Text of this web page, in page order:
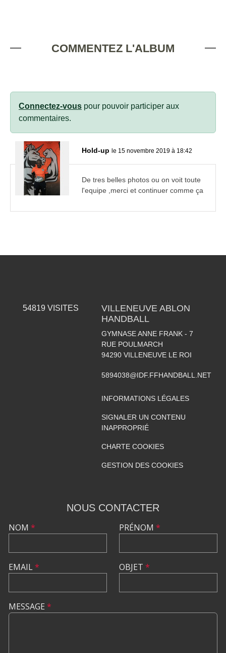
COMMENTEZ L'ALBUM
Connectez-vous pour pouvoir participer aux
commentaires.
Hold-up le 15 novembre 2019 à 18:42
De tres belles photos ou on voit toute
l'equipe ,merci et continuer comme ça
54819 VISITES
VILLENEUVE ABLON
HANDBALL
GYMNASE ANNE FRANK - 7
RUE POULMARCH
94290 VILLENEUVE LE ROI
5894038@IDF.FFHANDBALL.NET
INFORMATIONS LÉGALES
SIGNALER UN CONTENU
INAPPROPRIÉ
CHARTE COOKIES
GESTION DES COOKIES
NOUS CONTACTER
NOM *
EMAIL*
PRÉNOM *
OBJET *
MESSAGE *